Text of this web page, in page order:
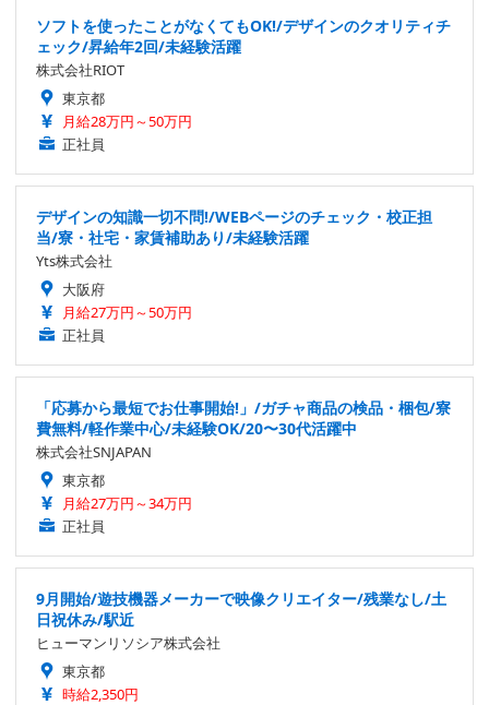
ソフトを使ったことがなくてもOK!/デザインのクオリティチ
ェック/昇給年2回/未経験活躍
株式会社RIOT
東京都
月給28万円～50万円
正社員
デザインの知識一切不問!/WEBページのチェック・校正担
当/寮・社宅・家賃補助あり/未経験活躍
Yts株式会社
大阪府
月給27万円～50万円
正社員
「応募から最短でお仕事開始!」/ガチャ商品の検品・梱包/寮
費無料/軽作業中心/未経験OK/20〜30代活躍中
株式会社SNJAPAN
東京都
月給27万円～34万円
正社員
9月開始/遊技機器メーカーで映像クリエイター/残業なし/土
日祝休み/駅近
ヒューマンリソシア株式会社
東京都
時給2,350円